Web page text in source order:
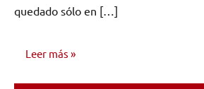
quedado sólo en […]
Leer más